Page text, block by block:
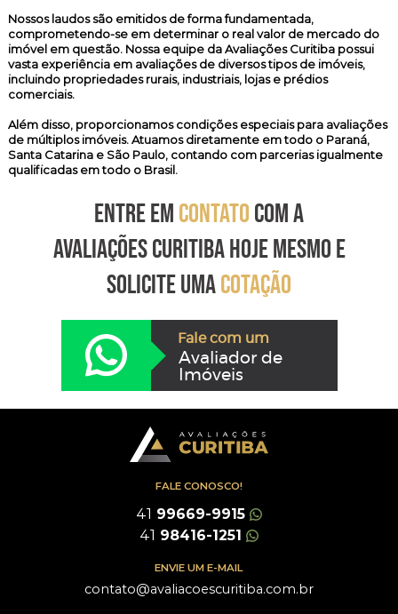
Nossos laudos são emitidos de forma fundamentada,
comprometendo-se em determinar o real valor de mercado do
imóvel em questão. Nossa equipe da Avaliações Curitiba possui
vasta experiência em avaliações de diversos tipos de imóveis,
incluindo propriedades rurais, industriais, lojas e prédios
comerciais.
Além disso, proporcionamos condições especiais para avaliações
de múltiplos imóveis. Atuamos diretamente em todo o Paraná,
Santa Catarina e São Paulo, contando com parcerias igualmente
qualificadas em todo o Brasil.
ENTRE EM CONTATO COM A
AVALIAÇÕES CURITIBA HOJE MESMO E
SOLICITE UMACOTAÇÃO
Fale com um
Avaliador de
Imóveis
ENVIE UM E-MAIL
contato@avaliacoescuritiba.com.br
FALE CONOSCO!
41 99669-9915
41 98416-1251